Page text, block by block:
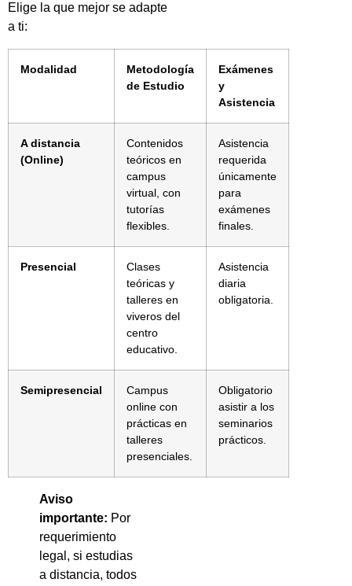
Elige la que mejor se adapte
a ti:
Modalidad
Metodología
de Estudio
Exámenes
y
Asistencia
A distancia
(Online)
Contenidos
teóricos en
campus
virtual, con
tutorías
flexibles.
Asistencia
requerida
únicamente
para
exámenes
finales.
Presencial
Clases
teóricas y
talleres en
viveros del
centro
educativo.
Asistencia
diaria
obligatoria.
Semipresencial
Campus
online con
prácticas en
talleres
presenciales.
Obligatorio
asistir a los
seminarios
prácticos.
Aviso
importante: Por
requerimiento
legal, si estudias
a distancia, todos